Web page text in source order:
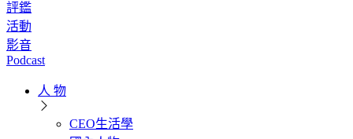
評鑑
活動
影音
Podcast
人 物
CEO生活學